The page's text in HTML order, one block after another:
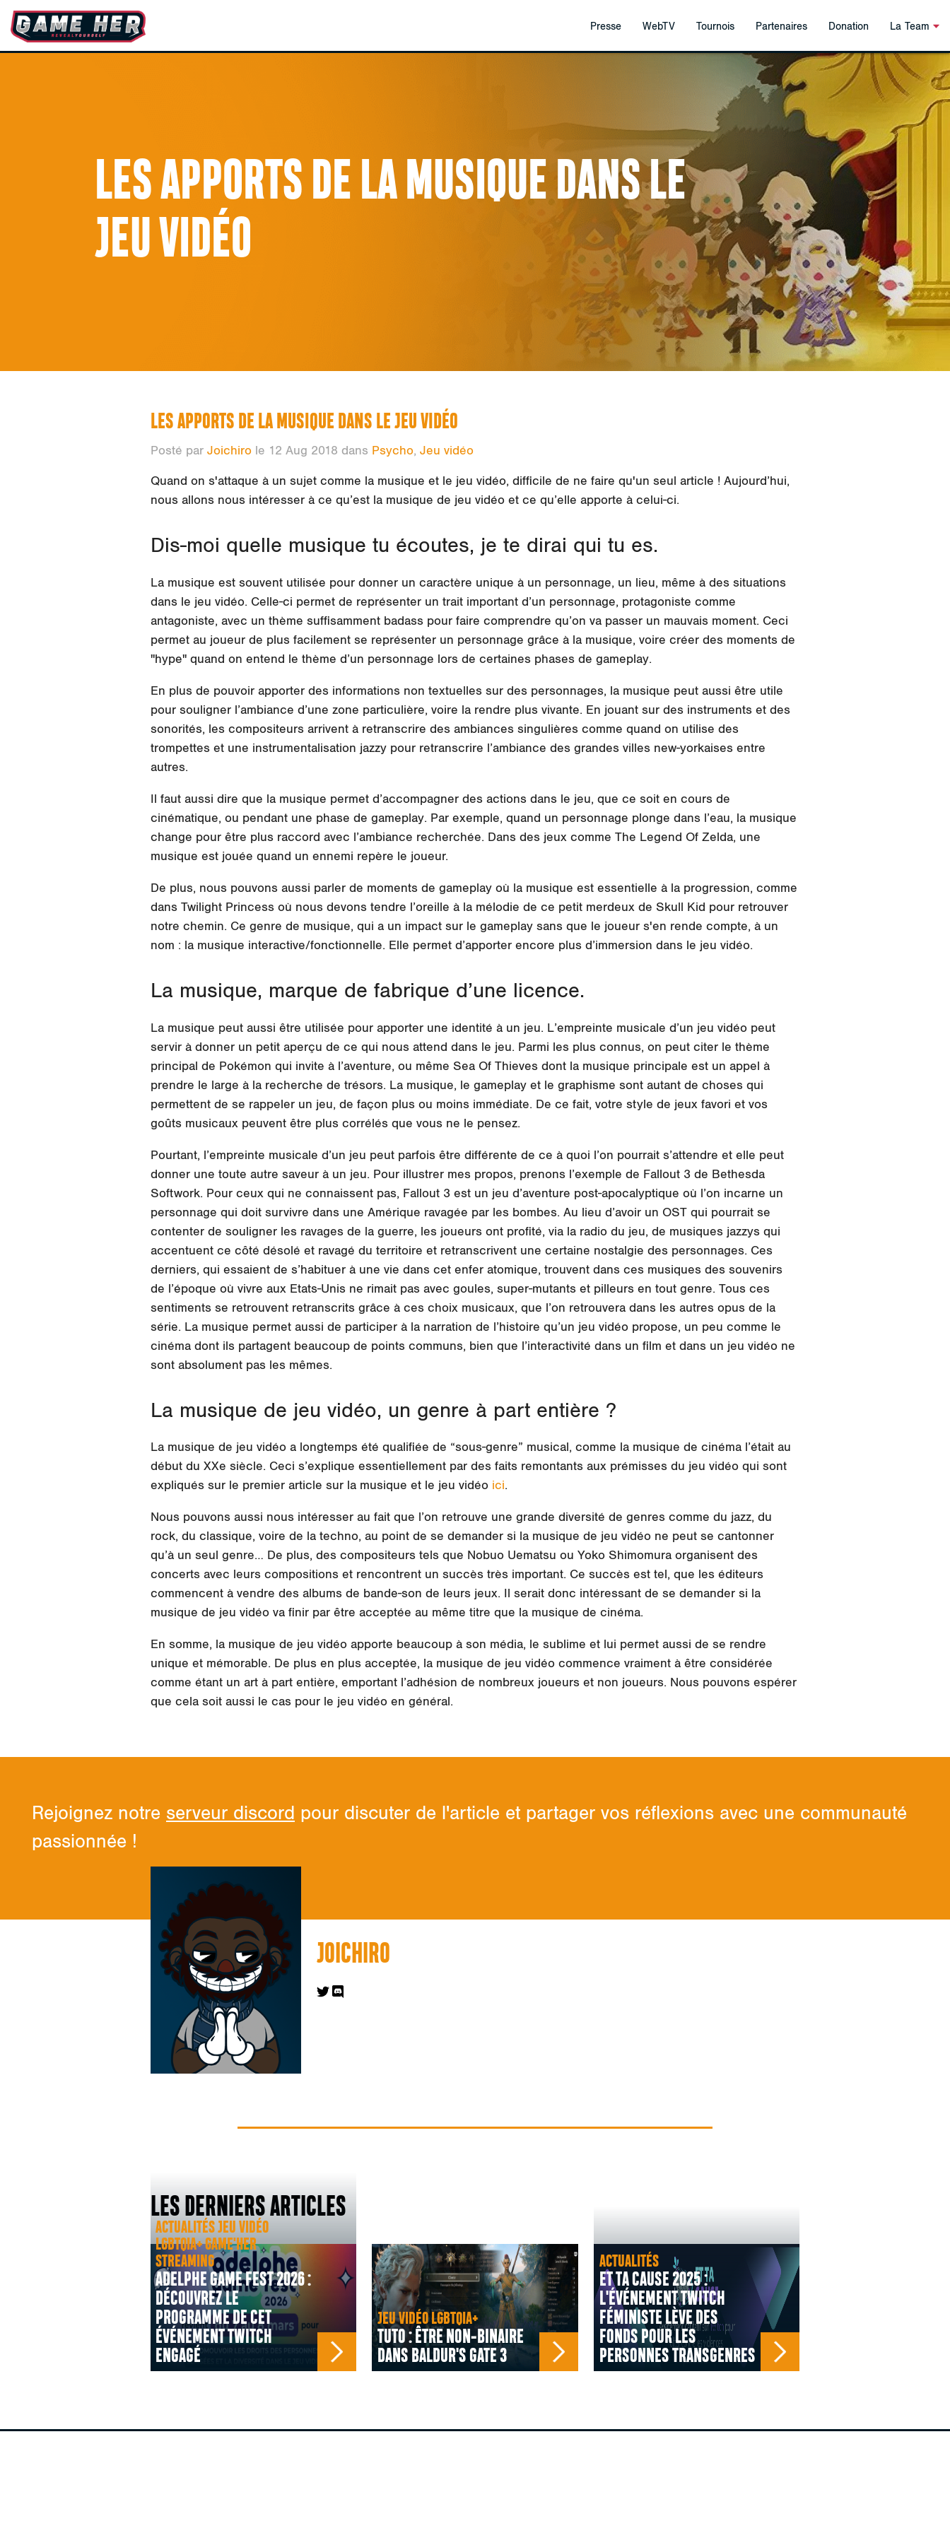
Presse WebTV Tournois Partenaires Donation La Team
LES APPORTS DE LA MUSIQUE DANS LE
JEU VIDÉO
LES APPORTS DE LA MUSIQUE DANS LE JEU VIDÉO
Posté par Joichirole 12 Aug 2018 dans Psycho, Jeu vidéo
Quand on s'attaque à un sujet comme la musique et le jeu vidéo, difficile de ne faire qu'un seul article ! Aujourd’hui,
nous allons nous intéresser à ce qu’est la musique de jeu vidéo et ce qu’elle apporte à celui-ci.
Dis-moi quelle musique tu écoutes, je te dirai qui tu es.
La musique est souvent utilisée pour donner un caractère unique à un personnage, un lieu, même à des situations
dans le jeu vidéo. Celle-ci permet de représenter un trait important d’un personnage, protagoniste comme
antagoniste, avec un thème suffisamment badass pour faire comprendre qu’on va passer un mauvais moment. Ceci
permet au joueur de plus facilement se représenter un personnage grâce à la musique, voire créer des moments de
"hype" quand on entend le thème d’un personnage lors de certaines phases de gameplay.
En plus de pouvoir apporter des informations non textuelles sur des personnages, la musique peut aussi être utile
pour souligner l’ambiance d’une zone particulière, voire la rendre plus vivante. En jouant sur des instruments et des
sonorités, les compositeurs arrivent à retranscrire des ambiances singulières comme quand on utilise des
trompettes et une instrumentalisation jazzy pour retranscrire l’ambiance des grandes villes new-yorkaises entre
autres.
Il faut aussi dire que la musique permet d’accompagner des actions dans le jeu, que ce soit en cours de
cinématique, ou pendant une phase de gameplay. Par exemple, quand un personnage plonge dans l’eau, la musique
change pour être plus raccord avec l’ambiance recherchée. Dans des jeux comme The Legend Of Zelda, une
musique est jouée quand un ennemi repère le joueur.
De plus, nous pouvons aussi parler de moments de gameplay où la musique est essentielle à la progression, comme
dans Twilight Princess où nous devons tendre l’oreille à la mélodie de ce petit merdeux de Skull Kid pour retrouver
notre chemin. Ce genre de musique, qui a un impact sur le gameplay sans que le joueur s'en rende compte, à un
nom : la musique interactive/fonctionnelle. Elle permet d’apporter encore plus d’immersion dans le jeu vidéo.
La musique, marque de fabrique d’une licence.
La musique peut aussi être utilisée pour apporter une identité à un jeu. L’empreinte musicale d’un jeu vidéo peut
servir à donner un petit aperçu de ce qui nous attend dans le jeu. Parmi les plus connus, on peut citer le thème
principal de Pokémon qui invite à l’aventure, ou même Sea Of Thieves dont la musique principale est un appel à
prendre le large à la recherche de trésors. La musique, le gameplay et le graphisme sont autant de choses qui
permettent de se rappeler un jeu, de façon plus ou moins immédiate. De ce fait, votre style de jeux favori et vos
goûts musicaux peuvent être plus corrélés que vous ne le pensez.
Pourtant, l’empreinte musicale d’un jeu peut parfois être différente de ce à quoi l’on pourrait s’attendre et elle peut
donner une toute autre saveur à un jeu. Pour illustrer mes propos, prenons l’exemple de Fallout 3 de Bethesda
Softwork. Pour ceux qui ne connaissent pas, Fallout 3 est un jeu d’aventure post-apocalyptique où l’on incarne un
personnage qui doit survivre dans une Amérique ravagée par les bombes. Au lieu d’avoir un OST qui pourrait se
contenter de souligner les ravages de la guerre, les joueurs ont profité, via la radio du jeu, de musiques jazzys qui
accentuent ce côté désolé et ravagé du territoire et retranscrivent une certaine nostalgie des personnages. Ces
derniers, qui essaient de s’habituer à une vie dans cet enfer atomique, trouvent dans ces musiques des souvenirs
de l’époque où vivre aux Etats-Unis ne rimait pas avec goules, super-mutants et pilleurs en tout genre. Tous ces
sentiments se retrouvent retranscrits grâce à ces choix musicaux, que l’on retrouvera dans les autres opus de la
série. La musique permet aussi de participer à la narration de l’histoire qu’un jeu vidéo propose, un peu comme le
cinéma dont ils partagent beaucoup de points communs, bien que l’interactivité dans un film et dans un jeu vidéo ne
sont absolument pas les mêmes.
La musique de jeu vidéo, un genre à part entière ?
La musique de jeu vidéo a longtemps été qualifiée de “sous-genre” musical, comme la musique de cinéma l’était au
début du XXe siècle. Ceci s’explique essentiellement par des faits remontants aux prémisses du jeu vidéo qui sont
expliqués sur le premier article sur la musique et le jeu vidéo ici.
Nous pouvons aussi nous intéresser au fait que l’on retrouve une grande diversité de genres comme du jazz, du
rock, du classique, voire de la techno, au point de se demander si la musique de jeu vidéo ne peut se cantonner
qu’à un seul genre… De plus, des compositeurs tels que Nobuo Uematsu ou Yoko Shimomura organisent des
concerts avec leurs compositions et rencontrent un succès très important. Ce succès est tel, que les éditeurs
commencent à vendre des albums de bande-son de leurs jeux. Il serait donc intéressant de se demander si la
musique de jeu vidéo va finir par être acceptée au même titre que la musique de cinéma.
En somme, la musique de jeu vidéo apporte beaucoup à son média, le sublime et lui permet aussi de se rendre
unique et mémorable. De plus en plus acceptée, la musique de jeu vidéo commence vraiment à être considérée
comme étant un art à part entière, emportant l’adhésion de nombreux joueurs et non joueurs. Nous pouvons espérer
que cela soit aussi le cas pour le jeu vidéo en général.
Rejoignez notre serveur discord pour discuter de l'article et partager vos réflexions avec une communauté
passionnée !
JOICHIRO
LES DERNIERS ARTICLES
ACTUALITÉS JEU VIDÉO
LGBTQIA+ GAME'HER
STREAMING
ADELPHE GAME FEST 2026 :
DÉCOUVREZ LE
PROGRAMME DE CET
ÉVÉNEMENT TWITCH
ENGAGÉ
JEU VIDÉO LGBTQIA+
TUTO : ÊTRE NON-BINAIRE
DANS BALDUR'S GATE 3
ACTUALITÉS
ET TA CAUSE 2025 :
L'ÉVÉNEMENT TWITCH
FÉMINISTE LÈVE DES
FONDS POUR LES
PERSONNES TRANSGENRES